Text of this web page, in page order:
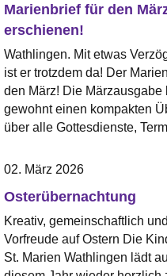
Marienbrief für den
erschienen!
Wathlingen. Mit etwas
ist er trotzdem da! Der
den März! Die Märzausgabe
gewohnt einen kompakten
über alle Gottesdienste,
02. März 2026
Osterübernachtung
Kreativ, gemeinschaftlich
Vorfreude auf Ostern Die
St. Marien Wathlingen lädt